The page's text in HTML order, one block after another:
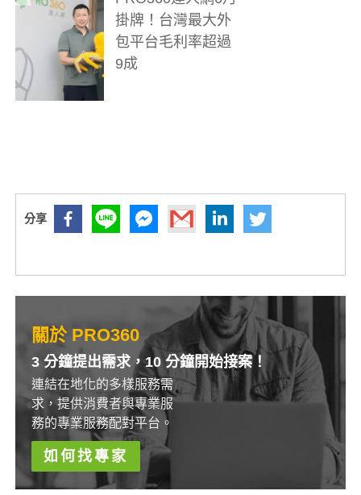
掛牌！台灣最大外
包平台毛利率超過
9成
關於 PRO360
3 分鐘提出需求，10 分鐘開始接案！
連結在地化的多樣服務需
求，提供消費者與專業服
務的專業服務配對平台。
如何找專家